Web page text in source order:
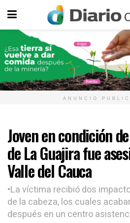
ANUNCIO
Joven en condición
de La Guajira fue
Valle del Cauca
•La víctima recibió dos
de la cabeza, los cuales
después en un centro